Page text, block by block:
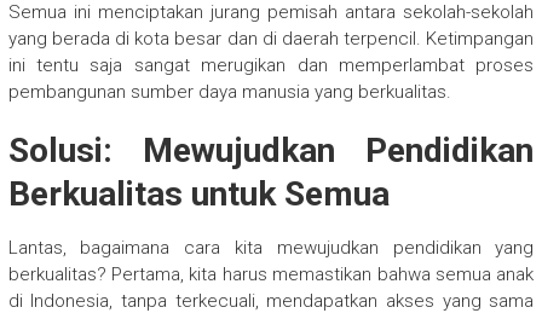
Semua ini menciptakan jurang pemisah antara sekolah-sekolah
yang berada di kota besar dan di daerah terpencil. Ketimpangan
ini tentu saja sangat merugikan dan memperlambat proses
pembangunan sumber daya manusia yang berkualitas.
Solusi: Mewujudkan Pendidikan
Berkualitas untuk Semua
Lantas, bagaimana cara kita mewujudkan pendidikan yang
berkualitas? Pertama, kita harus memastikan bahwa semua anak
di Indonesia, tanpa terkecuali, mendapatkan akses yang sama